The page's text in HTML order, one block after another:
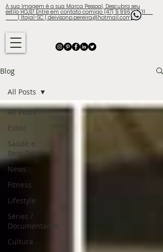
A sua Imagem é a sua Marca Pessoal, Descubra seu
estilo HOJE! Entre em contato comigo (47) 9.9960-3131
| Itajaí-SC | deivisonp.pereira@hotmail.com
Blog
All Posts
Estilo
Saúde e
Bem Estar
News
Fitness
Lifestyle
Séries /
Documentários
Cultura
All Posts